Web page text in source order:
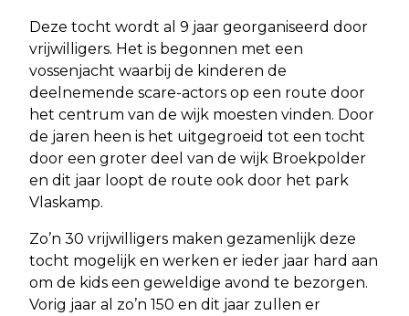
Deze tocht wordt al 9 jaar georganiseerd door
vrijwilligers. Het is begonnen met een
vossenjacht waarbij de kinderen de
deelnemende scare-actors op een route door
het centrum van de wijk moesten vinden. Door
de jaren heen is het uitgegroeid tot een tocht
door een groter deel van de wijk Broekpolder
en dit jaar loopt de route ook door het park
Vlaskamp.
Zo’n 30 vrijwilligers maken gezamenlijk deze
tocht mogelijk en werken er ieder jaar hard aan
om de kids een geweldige avond te bezorgen.
Vorig jaar al zo’n 150 en dit jaar zullen er